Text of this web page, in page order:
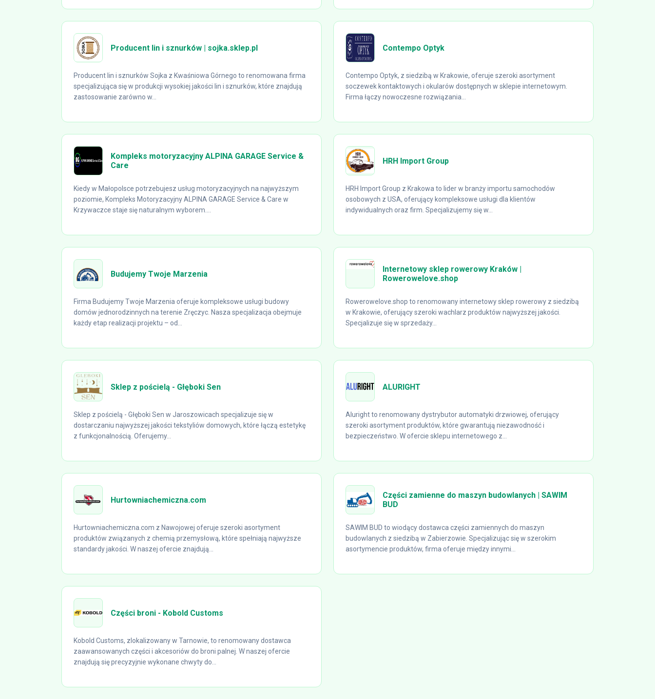
Producent lin i sznurków | sojka.sklep.pl
Producent lin i sznurków Sojka z Kwaśniowa Górnego to renomowana firma
specjalizująca się w produkcji wysokiej jakości lin i sznurków, które znajdują
zastosowanie zarówno w...
Contempo Optyk
Contempo Optyk, z siedzibą w Krakowie, oferuje szeroki asortyment
soczewek kontaktowych i okularów dostępnych w sklepie internetowym.
Firma łączy nowoczesne rozwiązania...
Kompleks motoryzacyjny ALPINA GARAGE Service &
Care
Kiedy w Małopolsce potrzebujesz usług motoryzacyjnych na najwyższym
poziomie, Kompleks Motoryzacyjny ALPINA GARAGE Service & Care w
Krzywaczce staje się naturalnym wyborem....
HRH Import Group
HRH Import Group z Krakowa to lider w branży importu samochodów
osobowych z USA, oferujący kompleksowe usługi dla klientów
indywidualnych oraz firm. Specjalizujemy się w...
Budujemy Twoje Marzenia
Firma Budujemy Twoje Marzenia oferuje kompleksowe usługi budowy
domów jednorodzinnych na terenie Zręczyc. Nasza specjalizacja obejmuje
każdy etap realizacji projektu – od...
Internetowy sklep rowerowy Kraków |
Rowerowelove.shop
Rowerowelove.shop to renomowany internetowy sklep rowerowy z siedzibą
w Krakowie, oferujący szeroki wachlarz produktów najwyższej jakości.
Specjalizuje się w sprzedaży...
Sklep z pościelą - Głęboki Sen
Sklep z pościelą - Głęboki Sen w Jaroszowicach specjalizuje się w
dostarczaniu najwyższej jakości tekstyliów domowych, które łączą estetykę
z funkcjonalnością. Oferujemy...
ALURIGHT
Aluright to renomowany dystrybutor automatyki drzwiowej, oferujący
szeroki asortyment produktów, które gwarantują niezawodność i
bezpieczeństwo. W ofercie sklepu internetowego z...
Hurtowniachemiczna.com
Hurtowniachemiczna.com z Nawojowej oferuje szeroki asortyment
produktów związanych z chemią przemysłową, które spełniają najwyższe
standardy jakości. W naszej ofercie znajdują...
Części zamienne do maszyn budowlanych | SAWIM
BUD
SAWIM BUD to wiodący dostawca części zamiennych do maszyn
budowlanych z siedzibą w Zabierzowie. Specjalizując się w szerokim
asortymencie produktów, firma oferuje między innymi...
Części broni - Kobold Customs
Kobold Customs, zlokalizowany w Tarnowie, to renomowany dostawca
zaawansowanych części i akcesoriów do broni palnej. W naszej ofercie
znajdują się precyzyjnie wykonane chwyty do...